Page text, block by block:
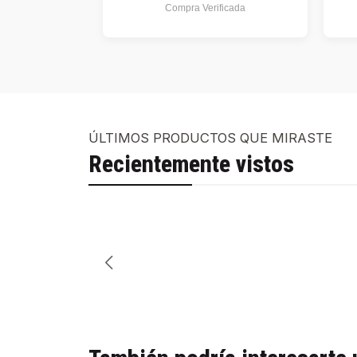
Compra Verificada
ÚLTIMOS PRODUCTOS QUE MIRASTE
Recientemente vistos